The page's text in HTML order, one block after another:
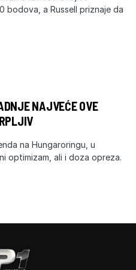
bodova, a Russell priznaje da
NAJVEĆE OVE
na Hungaroringu, u
optimizam, ali i doza opreza.